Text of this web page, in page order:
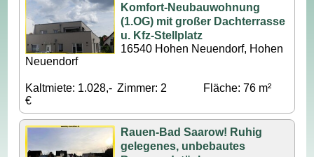
Komfort-Neubauwohnung
(1.OG) mit großer Dachterrasse
u. Kfz-Stellplatz
16540 Hohen Neuendorf, Hohen
Neuendorf
Kaltmiete: 1.028,-
€
Zimmer: 2 Fläche: 76 m²
Rauen-Bad Saarow! Ruhig
gelegenes, unbebautes